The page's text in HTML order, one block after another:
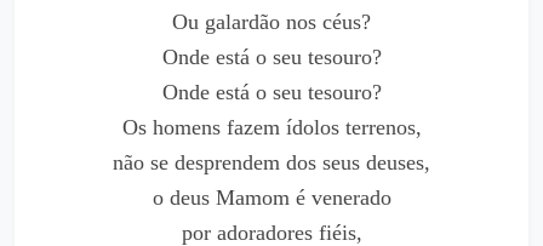
Ou galardão nos céus?
Onde está o seu tesouro?
Onde está o seu tesouro?
Os homens fazem ídolos terrenos,
não se desprendem dos seus deuses,
o deus Mamom é venerado
por adoradores fiéis,